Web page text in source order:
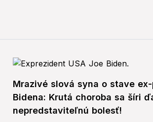
Mrazivé slová syna o stave
Bidena: Krutá choroba sa šíri
nepredstaviteľnú bolesť!